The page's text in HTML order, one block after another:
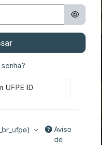
UFPE ID
Aviso
de